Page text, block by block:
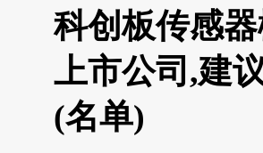
科创板传感
上市公司,建
(名单)